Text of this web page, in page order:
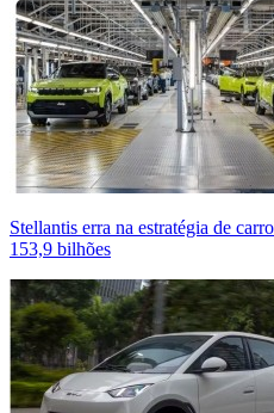
Stellantis erra na estratégia de
153,9 bilhões